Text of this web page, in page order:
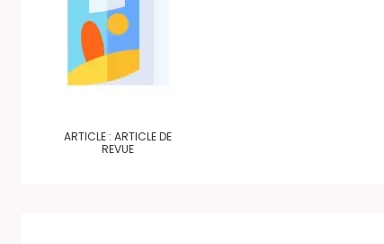
ARTICLE : ARTICLE DE
REVUE